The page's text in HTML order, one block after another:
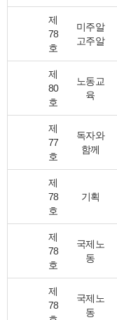
제
78
호
미주알
고주알
제
80
호
노동교
육
제
77
호
독자와
함께
제
78
호
기획
제
78
호
국제노
동
제
78
국제노
동